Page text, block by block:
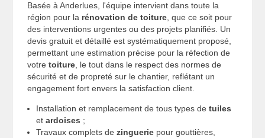
Basée à Anderlues, l'équipe intervient dans toute la
région pour la rénovation de toiture , que ce soit pour
des interventions urgentes ou des projets planifiés. Un
devis gratuit et détaillé est systématiquement proposé,
permettant une estimation précise pour la réfection de
votre toiture , le tout dans le respect des normes de
sécurité et de propreté sur le chantier, reflétant un
engagement fort envers la satisfaction client.
Installation et remplacement de tous types de tuiles
et ardoises ;
Travaux complets de zinguerie pour gouttières,